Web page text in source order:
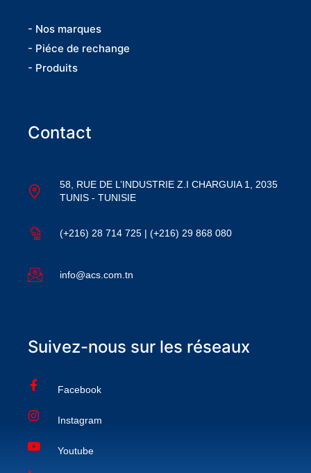
- Nos marques
- Piéce de rechange
- Produits
Contact
58, RUE DE L’INDUSTRIE Z.I CHARGUIA 1, 2035
TUNIS - TUNISIE
(+216) 28 714 725 | (+216) 29 868 080
info@acs.com.tn
Suivez-nous sur les réseaux
Facebook
Instagram
Youtube